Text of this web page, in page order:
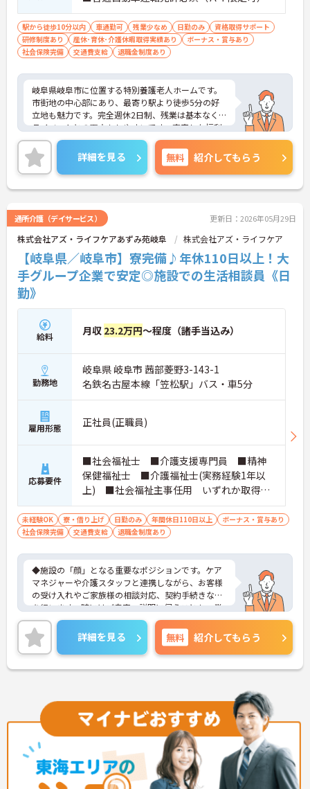
駅から徒歩10分以内 車通勤可 残業少なめ 日勤のみ
資格取得サポート
研修制度あり
産休･育休･介護休暇取得実績あり
ボーナス・賞与あり
社会保険完備
交通費支給 退職金制度あり
岐阜県岐阜市に位置する特別養護老人ホームです。
市街地の中心部にあり、最寄り駅より徒歩5分の好
立地も魅力です。完全週休2日制、残業は基本なくプ
ライベートとの両立もしやすいです。充実した福利
厚生も魅力です。
ご興味をお持ちの方には詳細の情報や面接のポイン
トをお伝えしますのでお気軽にお問い合わせくださ
いませ。
詳細を見る 無料 紹介してもらう
通所介護（デイサービス） 更新日：2026年05月29日
株式会社アズ・ライフケアあずみ苑岐阜 株式会社アズ・ライフケア
【岐阜県／岐阜市】寮完備♪年休110日以上！大
手グループ企業で安定◎施設での生活相談員《日
勤》
給料 月収 23.2万円～程度（諸手当込み）
勤務地
岐阜県 岐阜市 茜部菱野3-143-1
名鉄名古屋本線「笠松駅」バス・車5分
雇用形態 正社員(正職員)
応募要件
■社会福祉士 ■介護支援専門員 ■精神
保健福祉士 ■介護福祉士(実務経験1年以
上) ■社会福祉主事任用 いずれか取得さ
れている方 ■普通自動車免許をお持ちの
方 ※厚生労働大臣が定める科目を3科目以上
履修していることが成績証明書の提示にて
未経験OK 寮・借り上げ 日勤のみ 年間休日110日以上
ボーナス・賞与あり
社会保険完備
交通費支給 退職金制度あり
◆施設の「顔」となる重要なポジションです。ケア
マネジャーや介護スタッフと連携しながら、お客様
の受け入れやご家族様の相談対応、契約手続きなど
を行います。時にはご自宅へ説明に伺うことも。業
務の幅は広いですが、その分、お客様の「困った」
に寄り添い、解決できた時の喜びはひとしおです。
親身な対応ができるあなたを、スタッフみんなが待
っています。
◆年間休日は117日以上あり、シフト制ですが希望
るので、「ちょっと用事を済ませたい」という時に
も便利。オンとオフを上手に切り替えて、自分らし
い働き方が実現できます。
◆タブレット端末を活用した介護記録システムを導
入♪スタッフ同士の情報共有もスムーズになり、
「ご利用者様と向き合う時間が増えた」と現場でも
好評です。効率よく働けます。
詳細を見る 無料 紹介してもらう